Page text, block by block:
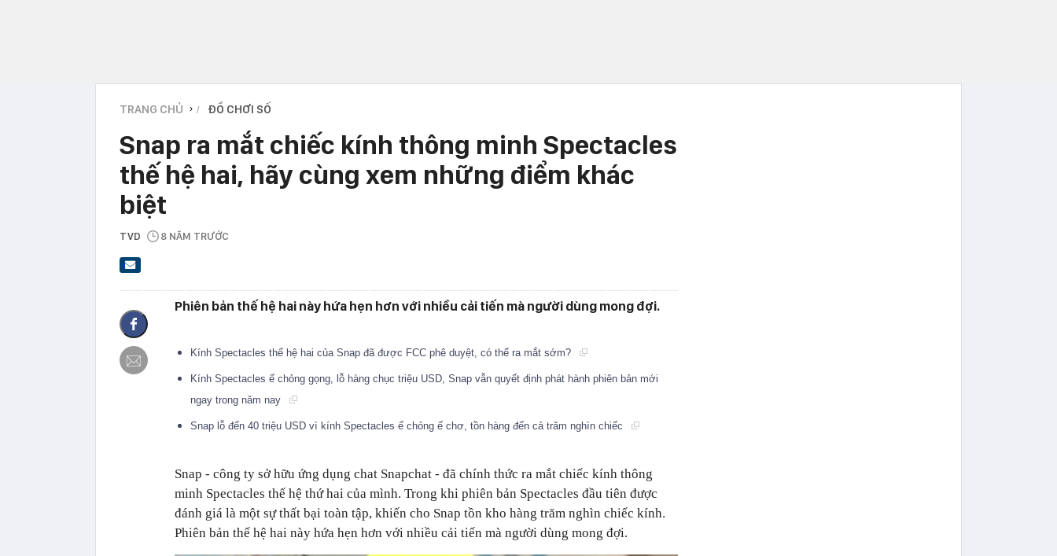
TRANG CHỦ › ĐỒ CHƠI SỐ
Snap ra mắt chiếc kính thông minh Spectacles
thế hệ hai, hãy cùng xem những điểm khác
biệt
TVD 8 NĂM TRƯỚC
Phiên bản thế hệ hai này hứa hẹn hơn với nhiều cải tiến mà người dùng mong đợi.
Kính Spectacles thế hệ hai của Snap đã được FCC phê duyệt, có thể ra mắt sớm?
Kính Spectacles ế chỏng gọng, lỗ hàng chục triệu USD, Snap vẫn quyết định phát hành phiên bản mới
ngay trong năm nay
Snap lỗ đến 40 triệu USD vì kính Spectacles ế chỏng ế chơ, tồn hàng đến cả trăm nghìn chiếc
Snap - công ty sở hữu ứng dụng chat Snapchat - đã chính thức ra mắt chiếc kính thông
minh Spectacles thế hệ thứ hai của mình. Trong khi phiên bản Spectacles đầu tiên được
đánh giá là một sự thất bại toàn tập, khiến cho Snap tồn kho hàng trăm nghìn chiếc kính.
Phiên bản thế hệ hai này hứa hẹn hơn với nhiều cải tiến mà người dùng mong đợi.